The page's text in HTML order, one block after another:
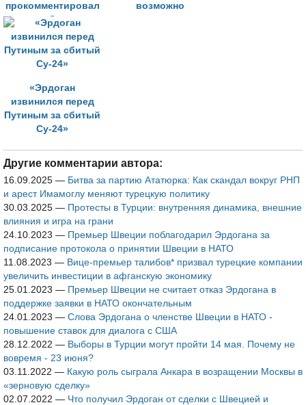
прокомментировал
письмо Эрдогана
Путину
возможно
«Эрдоган
извинился перед
Путиным за сбитый
Су-24»
Другие комментарии автора:
16.09.2025 — Битва за партию Ататюрка: Как скандал вокруг РНП
и арест Имамоглу меняют турецкую политику
30.03.2025 — Протесты в Турции: внутренняя динамика, внешние
влияния и игра на грани
24.10.2023 — Премьер Швеции поблагодарил Эрдогана за
подписание протокола о принятии Швеции в НАТО
11.08.2023 — Вице-премьер талибов* призвал турецкие компании
увеличить инвестиции в афганскую экономику
25.01.2023 — Премьер Швеции не считает отказ Эрдогана в
поддержке заявки в НАТО окончательным
24.01.2023 — Слова Эрдогана о членстве Швеции в НАТО -
повышение ставок для диалога с США
28.12.2022 — Выборы в Турции могут пройти 14 мая. Почему не
вовремя - 23 июня?
03.11.2022 — Какую роль сыграла Анкара в возращении Москвы в
«зерновую сделку»
02.07.2022 — Что получил Эрдоган от сделки с Швецией и